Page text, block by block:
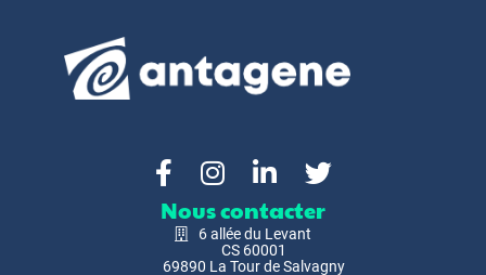
Nous contacter
6 allée du Levant
CS 60001
69890 La Tour de Salvagny